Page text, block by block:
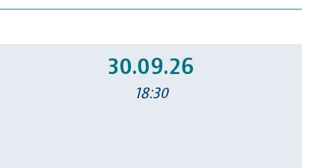
30.09.26
18:30